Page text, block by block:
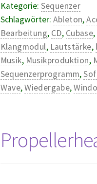
Kategorie: Sequenzer
Schlagwörter: Ableton,
Bearbeitung, CD, Cubase,
Klangmodul, Lautstärke,
Musik, Musikproduktion,
Sequenzerprogramm,
Wave,Wiedergabe,